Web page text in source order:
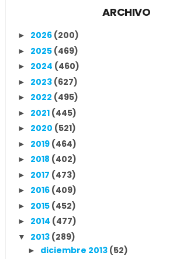
ARCHIVO
► 2026 (200)
► 2025 (469)
► 2024 (460)
► 2023 (627)
► 2022 (495)
► 2021 (445)
► 2020 (521)
► 2019 (464)
► 2018 (402)
► 2017 (473)
► 2016 (409)
► 2015 (452)
► 2014 (477)
▼ 2013 (289)
► diciembre 2013 (52)